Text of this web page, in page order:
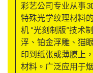
彩艺公司专业从事
特殊光学纹理材料
机 “光刻制版”技术
浮、铂金浮雕、猫
印到纸张或薄膜上
材料。广泛应用于